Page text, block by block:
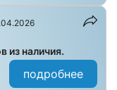
из наличия.
подробнее